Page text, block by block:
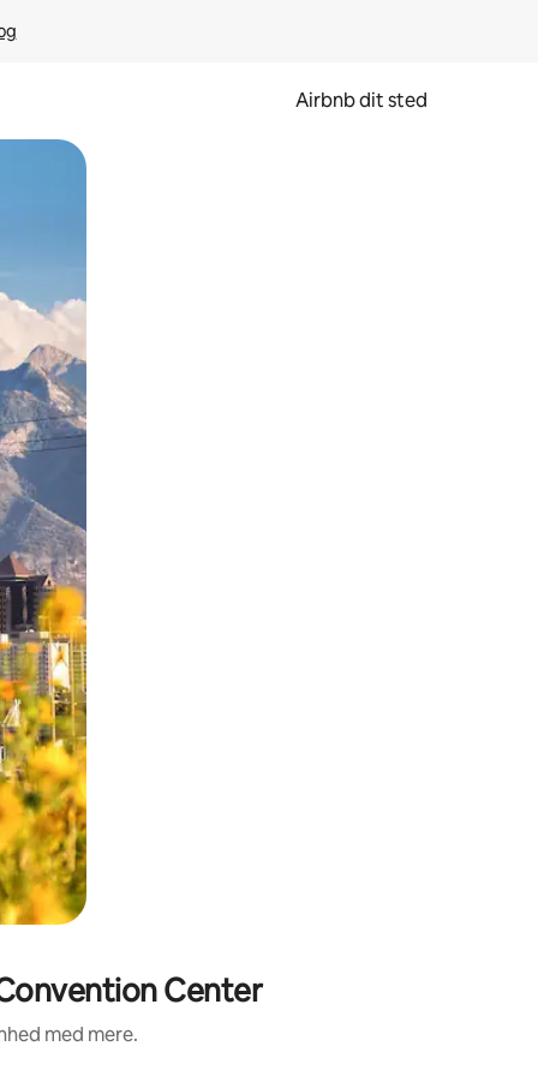
Airbnb dit sted
Center
med mere.